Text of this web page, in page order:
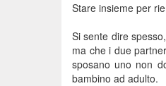
Stare insieme per
Si sente dire
ma che i due
sposano uno non
bambino ad adulto.